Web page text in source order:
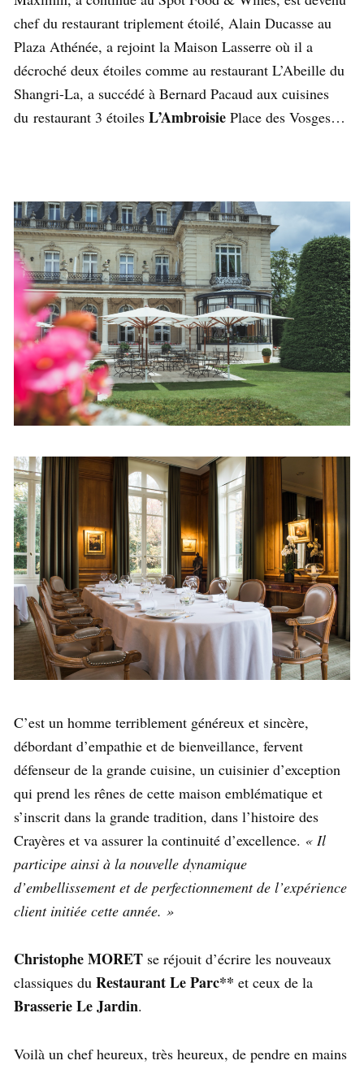
chef du restaurant triplement étoilé, Alain Ducasse au
Plaza Athénée, a rejoint la Maison Lasserre où il a
décroché deux étoiles comme au restaurant L’Abeille du
Shangri-La, a succédé à Bernard Pacaud aux cuisines
du restaurant 3 étoiles L’Ambroisie Place des Vosges…
C’est un homme terriblement généreux et sincère,
débordant d’empathie et de bienveillance, fervent
défenseur de la grande cuisine, un cuisinier d’exception
qui prend les rênes de cette maison emblématique et
s’inscrit dans la grande tradition, dans l’histoire des
Crayères et va assurer la continuité d’excellence. « Il
participe ainsi à la nouvelle dynamique
d’embellissement et de perfectionnement de l’expérience
client initiée cette année. »
Christophe MORET se réjouit d’écrire les nouveaux
classiques du Restaurant Le Parc** et ceux de la
Brasserie Le Jardin.
Voilà un chef heureux, très heureux, de pendre en mains